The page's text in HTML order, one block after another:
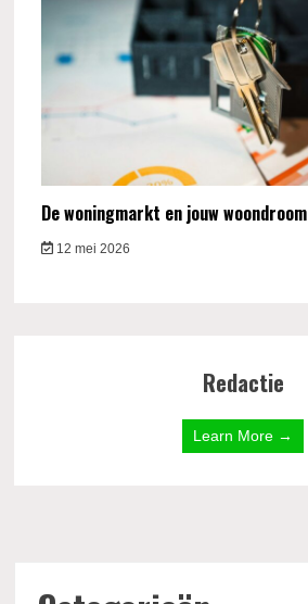
De woningmarkt en jouw woondroom
12 mei 2026
Redactie
Learn More →